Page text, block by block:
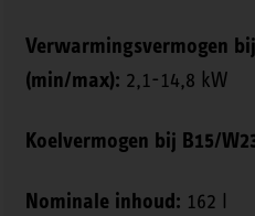
Verwarmingsvermogen
(min/max): 2,1-14,8 kW
Koelvermogen bij B15/
Nominale inhoud: 162 l